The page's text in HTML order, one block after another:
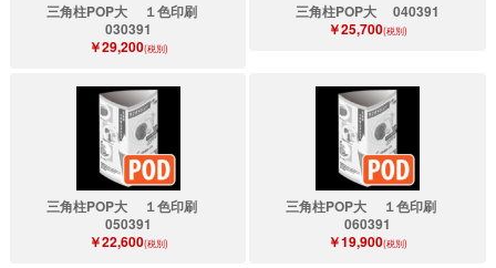
三角柱POP大 １色印刷
030391
￥29,200(税別)
三角柱POP大 040391
￥25,700(税別)
三角柱POP大 １色印刷
050391
￥22,600(税別)
三角柱POP大 １色印刷
060391
￥19,900(税別)